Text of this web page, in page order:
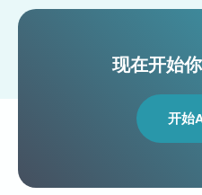
现在开始
开始